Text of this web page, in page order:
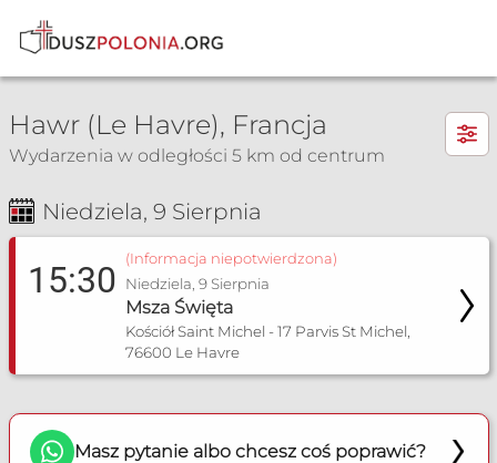
×
Msza Św. i nabożeństwa
Hawr (Le Havre), Francja
Wydarzenia w odległości 5 km od centrum
Niedziela, 9 Sierpnia
15:30
(Informacja niepotwierdzona)
Niedziela, 9 Sierpnia
Msza Święta
Kościół Saint Michel - 17 Parvis St Michel,
76600 Le Havre
Masz pytanie albo chcesz coś poprawić?